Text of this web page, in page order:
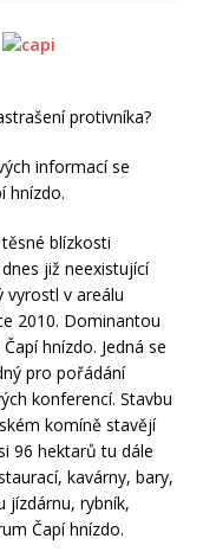
protivníka?
informací se
hnízdo.
blízkosti
již neexistující
vyrostl v areálu
2010. Dominantou
hnízdo. Jedná se
pro pořádání
konferencí. Stavbu
komíně stavějí
96 hektarů tu dále
kavárny, bary,
jízdárnu, rybník,
Čapí hnízdo.